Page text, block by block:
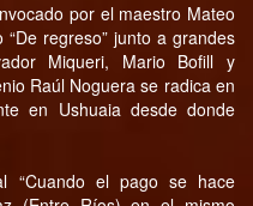
por el maestro Mateo
regreso” junto a grandes
Miqueri, Mario Bofill y
Raúl Noguera se radica en
en Ushuaia desde donde
“Cuando el pago se hace